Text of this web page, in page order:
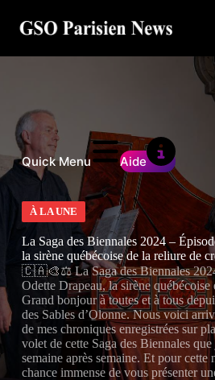
contenu
Quick Menu Aide
À LA UNE
La Saga des Biennales 2024 –
la sirène québécoise de la reliure de
🇨🇦🎨⚖️ La Saga des Biennales
Odette Drapeau, la sirène
Grand bonjour à toutes et à tous
des Sables d’Olonne. Nous voici
de mes chroniques enregistrées sur
volet de cette Saga des Biennales
semaine après semaine. Et pour cette
chance immense de vous présenter